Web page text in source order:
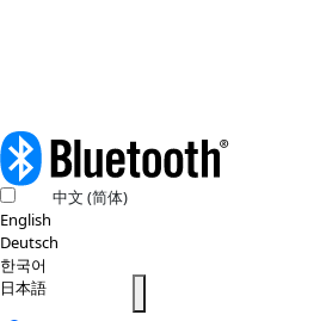
中文 (简体)
English
Deutsch
한국어
日本語